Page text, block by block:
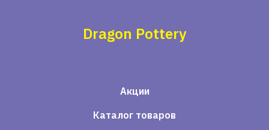
Dragon Pottery
Акции
Каталог товаров